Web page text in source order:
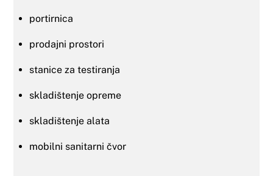
portirnica
prodajni prostori
stanice za testiranja
skladištenje opreme
skladištenje alata
mobilni sanitarni čvor